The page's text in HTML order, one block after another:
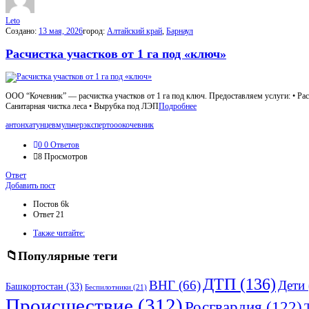
Leto
Создано: 13 мая, 2026город: Алтайский край, Барнаул
Расчистка участков от 1 га под «ключ»
ООО “Кочевник” — расчистка участков от 1 га под ключ. Предоставляем услуги: •
Санитарная чистка леса • Вырубка под ЛЭППодробнее
антонхатунцевмульчерэкспертооокочевник
0 0 Ответов
8 Просмотров
Ответ
Боковая
Добавить пост
Статистика
Постов 6k
Ответ 21
Также читайте:
Популярные теги
Башкортостан (33) Беспилотники (21) ВНГ (66) ДТП (136) Дети